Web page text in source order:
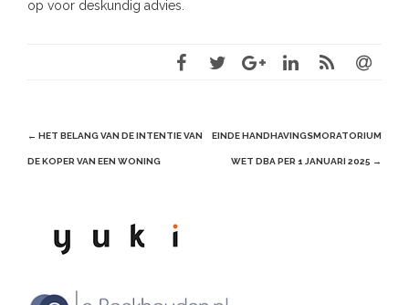
op voor deskundig advies.
Post
navigation
← HET BELANG VAN DE INTENTIE VAN
DE KOPER VAN EEN WONING
EINDE HANDHAVINGSMORATORIUM
WET DBA PER 1 JANUARI 2025 →